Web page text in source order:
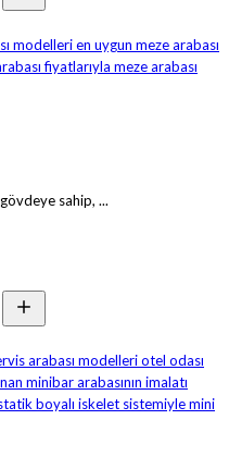
sahip, ...